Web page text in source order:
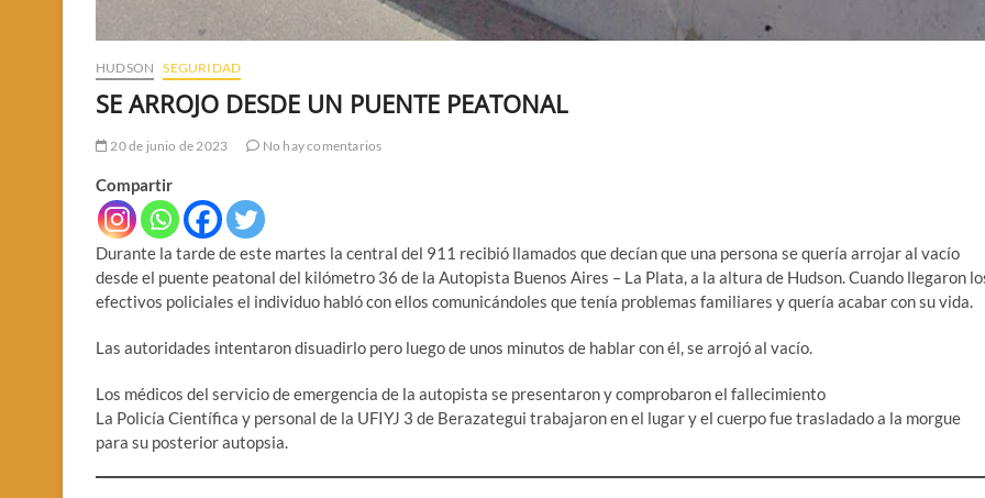
HUDSON SEGURIDAD
SE ARROJO DESDE UN PUENTE PEATONAL
20 de junio de 2023 No hay comentarios
Compartir
Durante la tarde de este martes la central del 911 recibió llamados que decían que una persona se quería arrojar al vacío
desde el puente peatonal del kilómetro 36 de la Autopista Buenos Aires – La Plata, a la altura de Hudson. Cuando llegaron
efectivos policiales el individuo habló con ellos comunicándoles que tenía problemas familiares y quería acabar con su vida.
Las autoridades intentaron disuadirlo pero luego de unos minutos de hablar con él, se arrojó al vacío.
Los médicos del servicio de emergencia de la autopista se presentaron y comprobaron el fallecimiento
La Policía Científica y personal de la UFIYJ 3 de Berazategui trabajaron en el lugar y el cuerpo fue trasladado a la morgue
para su posterior autopsia.